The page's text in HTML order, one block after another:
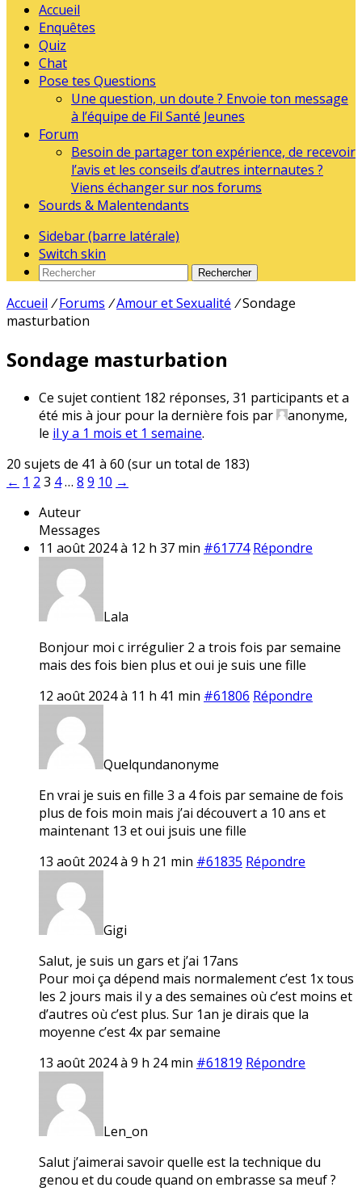
Accueil
Enquêtes
Quiz
Chat
Pose tes Questions
Une question, un doute ? Envoie ton message
à l’équipe de Fil Santé Jeunes
Forum
Besoin de partager ton expérience, de recevoir
l’avis et les conseils d’autres internautes ?
Viens échanger sur nos forums
Sourds & Malentendants
Sidebar (barre latérale)
Switch skin
Rechercher
Accueil / Forums /Amour et Sexualité /Sondage
masturbation
Sondage masturbation
Ce sujet contient 182 réponses, 31 participants et a
été mis à jour pour la dernière fois par
anonyme,
le il y a 1 mois et 1 semaine.
20 sujets de 41 à 60 (sur un total de 183)
← 1 2 3 4… 8 9 10 →
Auteur
Messages
11 août 2024 à 12 h 37 min #61774 Répondre
Lala
Bonjour moi c irrégulier 2 a trois fois par semaine
mais des fois bien plus et oui je suis une fille
12 août 2024 à 11 h 41 min #61806 Répondre
Quelqundanonyme
En vrai je suis en fille 3 a 4 fois par semaine de fois
plus de fois moin mais j’ai découvert a 10 ans et
maintenant 13 et oui jsuis une fille
13 août 2024 à 9 h 21 min #61835 Répondre
Gigi
Salut, je suis un gars et j’ai 17ans
Pour moi ça dépend mais normalement c’est 1x tous
les 2 jours mais il y a des semaines où c’est moins et
d’autres où c’est plus. Sur 1an je dirais que la
moyenne c’est 4x par semaine
13 août 2024 à 9 h 24 min #61819 Répondre
Len_on
Salut j’aimerai savoir quelle est la technique du
genou et du coude quand on embrasse sa meuf ?